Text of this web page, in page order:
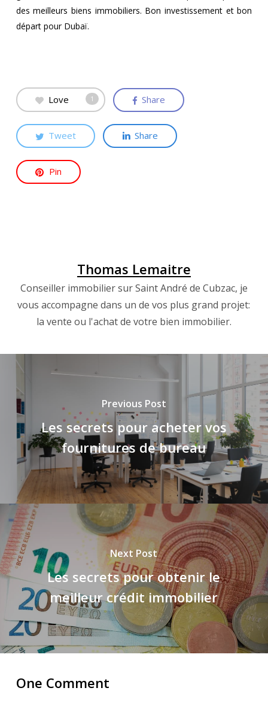
des meilleurs biens immobiliers. Bon investissement et bon
départ pour Dubaï.
Love 1 Share
Tweet Share
Pin
Thomas Lemaitre
Conseiller immobilier sur Saint André de Cubzac, je
vous accompagne dans un de vos plus grand projet:
la vente ou l'achat de votre bien immobilier.
Previous Post
Les secrets pour acheter vos
fournitures de bureau
Next Post
Les secrets pour obtenir le
meilleur crédit immobilier
One Comment